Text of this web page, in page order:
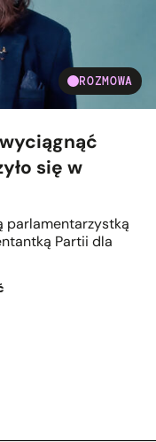
ROZMOWA
się w
parlamentarzystką
Partii dla